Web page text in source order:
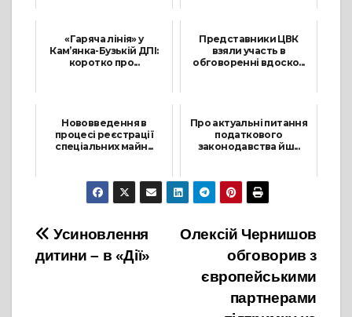
«Гаряча лінія» у
Кам’янка-Бузькій ДПІ:
коротко про...
Представники ЦВК
взяли участь в
обговоренні вдоско...
Нововведення в
процесі реєстрації
спеціальних майн...
22 Лютого, 2024
Про актуальні питання
податкового
законодавства йш...
8 Грудня, 2023
Навігація
записів
Олексій Чернишов
обговорив з
європейськими
партнерами
Усиновлення
дитини – в «Дії»